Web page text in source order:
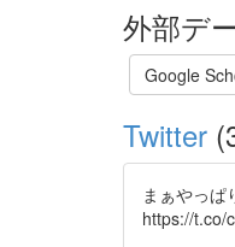
外部デ
Google
Twitter
まぁやっぱ
https://t.co/